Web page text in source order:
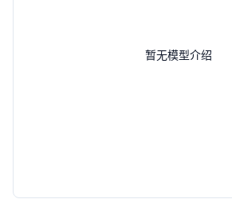
暂无模型介绍